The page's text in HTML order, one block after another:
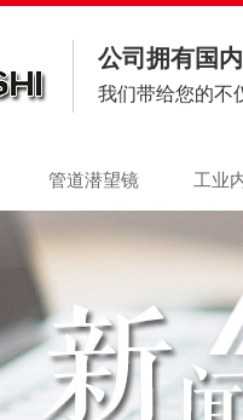
公司拥有国
我们带给您的不
管道潜望镜 工业